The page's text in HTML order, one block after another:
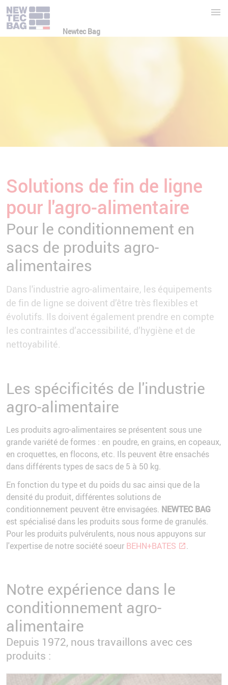
Newtec Bag
Solutions de fin de ligne
pour l'agro-alimentaire
Pour le conditionnement en
sacs de produits agro-
alimentaires
Dans l'industrie agro-alimentaire, les équipements
de fin de ligne se doivent d’être très flexibles et
évolutifs. Ils doivent également prendre en compte
les contraintes d’accessibilité, d’hygiène et de
nettoyabilité.
Les spécificités de l'industrie
agro-alimentaire
Les produits agro-alimentaires se présentent sous une
grande variété de formes : en poudre, en grains, en copeaux,
en croquettes, en flocons, etc. Ils peuvent être ensachés
dans différents types de sacs de 5 à 50 kg.
En fonction du type et du poids du sac ainsi que de la
densité du produit, différentes solutions de
conditionnement peuvent être envisagées. NEWTEC BAG
est spécialisé dans les produits sous forme de granulés.
Pour les produits pulvérulents, nous nous appuyons sur
l'expertise de notre société soeur BEHN+BATES .
Notre expérience dans le
conditionnement agro-
alimentaire
Depuis 1972, nous travaillons avec ces
produits :